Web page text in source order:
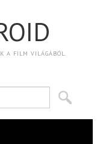
A FILM VILÁGÁBÓL.